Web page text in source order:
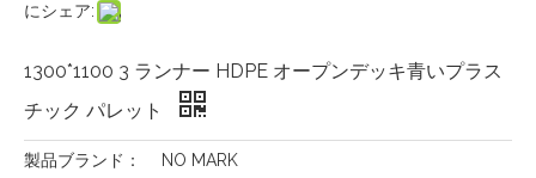
にシェア:
1300*1100 3 ランナー HDPE オープンデッキ青いプラス
チック パレット
製品ブランド： NO MARK